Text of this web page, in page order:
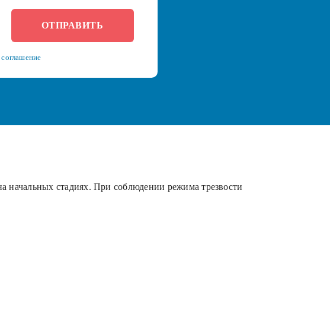
соглашение
начальных стадиях. При соблюдении режима трезвости